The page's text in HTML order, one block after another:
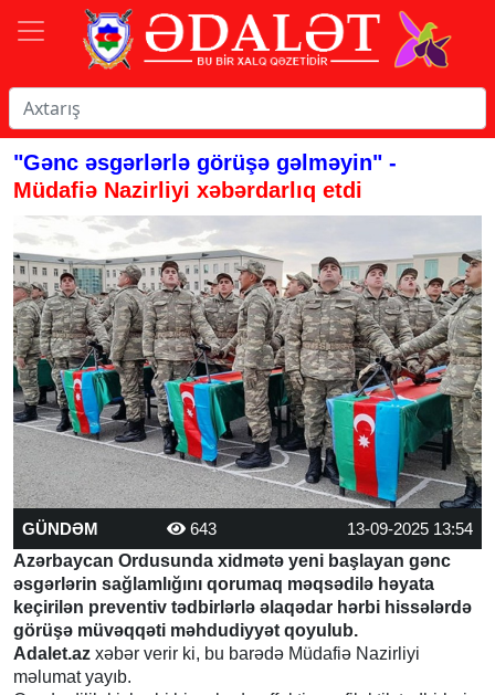
"Gənc əsgərlərlə görüşə gəlməyin" -
Müdafiə Nazirliyi xəbərdarlıq etdi
GÜNDƏM 643
13-09-2025 13:54
Azərbaycan Ordusunda xidmətə yeni başlayan gənc
əsgərlərin sağlamlığını qorumaq məqsədilə həyata
keçirilən preventiv tədbirlərlə əlaqədar hərbi hissələrdə
görüşə müvəqqəti məhdudiyyət qoyulub.
Adalet.az xəbər verir ki, bu barədə Müdafiə Nazirliyi
məlumat yayıb.